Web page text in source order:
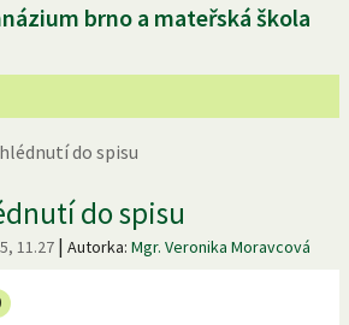
brno a mateřská škola
do spisu
do spisu
11.27 | Autorka: Mgr. Veronika Moravcová